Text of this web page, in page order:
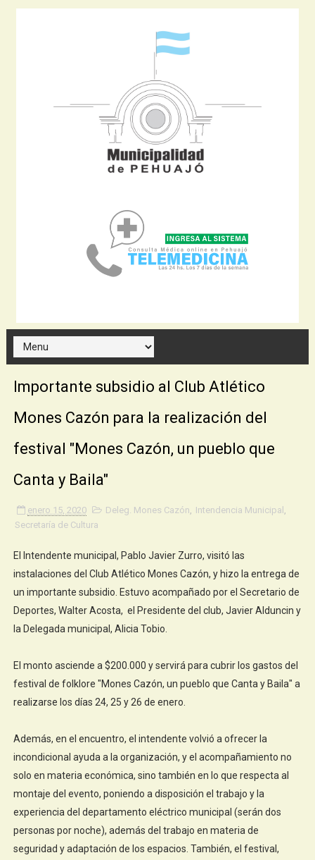
Importante subsidio al Club Atlético
Mones Cazón para la realización del
festival "Mones Cazón, un pueblo que
Canta y Baila"
enero 15, 2020 Deleg. Mones Cazón Intendencia Municipal
Secretaría de Cultura
El Intendente municipal, Pablo Javier Zurro, visitó las
instalaciones del Club Atlético Mones Cazón, y hizo la entrega de
un importante subsidio. Estuvo acompañado por el Secretario de
Deportes, Walter Acosta, el Presidente del club, Javier Alduncin y
la Delegada municipal, Alicia Tobio.
El monto asciende a $200.000 y servirá para cubrir los gastos del
festival de folklore "Mones Cazón, un pueblo que Canta y Baila" a
realizarse los días 24, 25 y 26 de enero.
Además, en el encuentro, el intendente volvió a ofrecer la
incondicional ayuda a la organización, y el acompañamiento no
solo en materia económica, sino también en lo que respecta al
montaje del evento, poniendo a disposición el trabajo y la
experiencia del departamento eléctrico municipal (serán dos
personas por noche), además del trabajo en materia de
seguridad y adaptación de los espacios. También, el festival,